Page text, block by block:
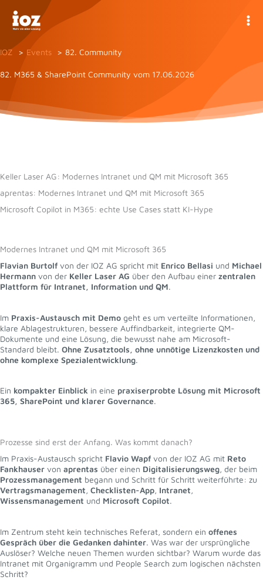
Inhalt
springen
IOZ Events 82. Community
82. M365 & SharePoint Community vom 17.06.2026
Keller Laser AG: Modernes Intranet und QM mit Microsoft 365
aprentas: Modernes Intranet und QM mit Microsoft 365
Microsoft Copilot in M365: echte Use Cases statt KI-Hype
Modernes Intranet und QM mit Microsoft 365
Flavian Burtolf von der IOZ AG spricht mit Enrico Bellasi und Michael
Hermann von der Keller Laser AG über den Aufbau einer zentralen
Plattform für Intranet, Information und QM.
Im Praxis-Austausch mit Demo geht es um verteilte Informationen,
klare Ablagestrukturen, bessere Auffindbarkeit, integrierte QM-
Dokumente und eine Lösung, die bewusst nahe am Microsoft-
Standard bleibt. Ohne Zusatztools, ohne unnötige Lizenzkosten und
ohne komplexe Spezialentwicklung.
Ein kompakter Einblick in eine praxiserprobte Lösung mit Microsoft
365, SharePoint und klarer Governance.
Prozesse sind erst der Anfang. Was kommt danach?
Im Praxis-Austausch spricht Flavio Wapf von der IOZ AG mit Reto
Fankhauser von aprentas über einen Digitalisierungsweg, der beim
Prozessmanagement begann und Schritt für Schritt weiterführte: zu
Vertragsmanagement, Checklisten-App, Intranet,
Wissensmanagement und Microsoft Copilot.
Im Zentrum steht kein technisches Referat, sondern ein offenes
Gespräch über die Gedanken dahinter. Was war der ursprüngliche
Auslöser? Welche neuen Themen wurden sichtbar? Warum wurde das
Intranet mit Organigramm und People Search zum logischen nächsten
Schritt?